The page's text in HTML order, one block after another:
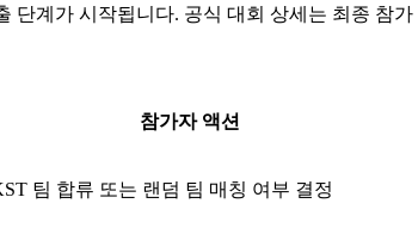
단계가 시작됩니다. 공식 대회 상세는 최종 참
참가자 액션
팀 합류 또는 랜덤 팀 매칭 여부 결정